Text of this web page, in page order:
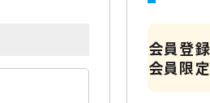
会員登
会員限